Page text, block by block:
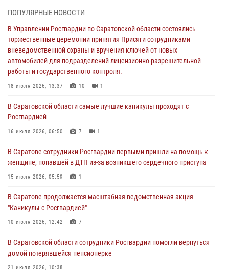
вневедомственной охраны и вручения ключей от новых
автомобилей для подразделений лицензионно-разрешительной
работы и государственного контроля.
18 июля 2026, 13:37 10 1
В Саратовской области самые лучшие каникулы проходят с
Росгвардией
В Саратове сотрудники Росгвардии первыми пришли на помощь к
женщине, попавшей в ДТП из-за возникшего сердечного приступа
В Саратове продолжается масштабная ведомственная акция
"Каникулы с Росгвардией"
В Саратовской области при содействии спецназа Росгвардии
задержан подозреваемый в незаконном обороте наркотиков
ПОПУЛЯРНЫЕ НОВОСТИ
В Управлении Росгвардии по Саратовской области состоялись
торжественные церемонии принятия Присяги сотрудниками
вневедомственной охраны и вручения ключей от новых
автомобилей для подразделений лицензионно-разрешительной
работы и государственного контроля.
18 июля 2026, 13:37 10 1
В Саратовской области самые лучшие каникулы проходят с
Росгвардией
16 июля 2026, 06:50 7 1
В Саратове сотрудники Росгвардии первыми пришли на помощь к
женщине, попавшей в ДТП из-за возникшего сердечного приступа
15 июля 2026, 05:59 1
В Саратове продолжается масштабная ведомственная акция
"Каникулы с Росгвардией"
10 июля 2026, 12:42 7
В Саратовской области сотрудники Росгвардии помогли вернуться
домой потерявшейся пенсионерке
21 июля 2026, 10:38